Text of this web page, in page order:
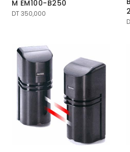
M EM100-B250
DT350,000